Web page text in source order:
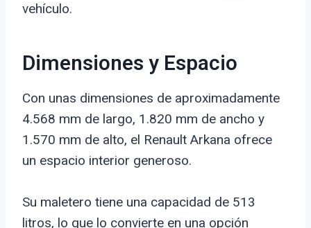
vehículo.
Dimensiones y Espacio
Con unas dimensiones de aproximadamente
4.568 mm de largo, 1.820 mm de ancho y
1.570 mm de alto, el Renault Arkana ofrece
un espacio interior generoso.
Su maletero tiene una capacidad de 513
litros, lo que lo convierte en una opción